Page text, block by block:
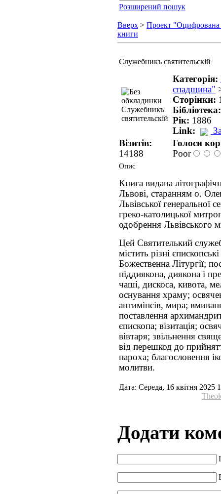
Розширений пошук
Вверх > Проект
книги
Служебникъ святительскій
Категорія:
спадщина"
Сторінки:
Рік: 1886
Link:
Візитів:
14188
Голоси
Poor
Опис
Книга видана
Львові, старанням о.
Львівської генеральної
греко-католицької
одобрення Львівського
Цей Святителький
містить різні
Божественна Літургії;
піддиякона, диякона і
чаші, дискоса, кивота,
оснування храму;
антимінсів, мира;
поставлення
єпископа; візитація;
вівтаря; звільнення
від перешкод до
пароха; благословення
молитви.
Дата: Середа, 16 квітня 2025
Додати